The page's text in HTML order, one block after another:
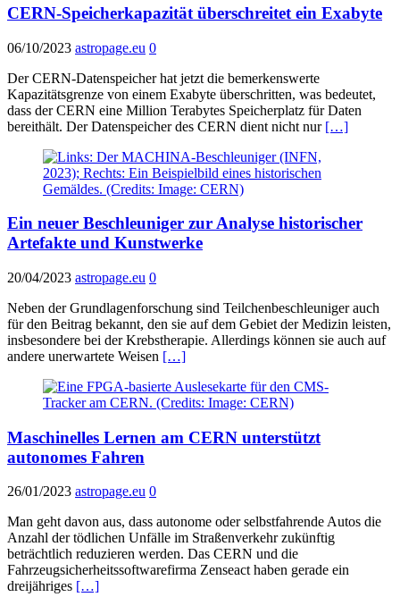
CERN-Speicherkapazität überschreitet ein Exabyte
06/10/2023 astropage.eu 0
Der CERN-Datenspeicher hat jetzt die bemerkenswerte
Kapazitätsgrenze von einem Exabyte überschritten, was bedeutet,
dass der CERN eine Million Terabytes Speicherplatz für Daten
bereithält. Der Datenspeicher des CERN dient nicht nur […]
Ein neuer Beschleuniger zur Analyse historischer
Artefakte und Kunstwerke
20/04/2023 astropage.eu 0
Neben der Grundlagenforschung sind Teilchenbeschleuniger auch
für den Beitrag bekannt, den sie auf dem Gebiet der Medizin leisten,
insbesondere bei der Krebstherapie. Allerdings können sie auch auf
andere unerwartete Weisen […]
Maschinelles Lernen am CERN unterstützt
autonomes Fahren
26/01/2023 astropage.eu 0
Man geht davon aus, dass autonome oder selbstfahrende Autos die
Anzahl der tödlichen Unfälle im Straßenverkehr zukünftig
beträchtlich reduzieren werden. Das CERN und die
Fahrzeugsicherheitssoftwarefirma Zenseact haben gerade ein
dreijähriges […]